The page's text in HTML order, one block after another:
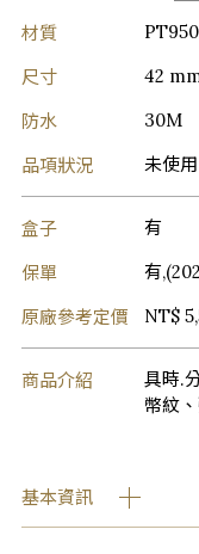
材質
尺寸 42
防水 30M
品項狀況 未使用
盒子 有
保單 有
原廠參考定價 NT$
商品介紹
具時.
幣紋
基本資訊